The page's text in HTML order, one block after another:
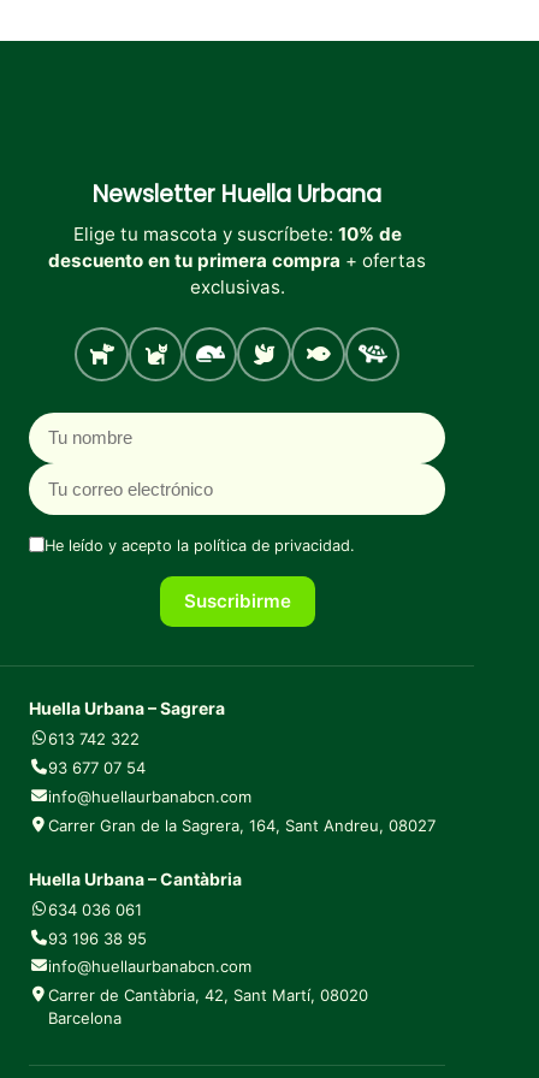
Newsletter Huella Urbana
Elige tu mascota y suscríbete: 10% de
descuento en tu primera compra + ofertas
exclusivas.
Perro Gato Roedores
Aves PecesTortugas
Nombre
Correo electrónico
He leído y acepto la política de privacidad.
Suscribirme
Huella Urbana – Sagrera
613 742 322
93 677 07 54
info@huellaurbanabcn.com
Carrer Gran de la Sagrera, 164, Sant Andreu, 08027
Huella Urbana – Cantàbria
634 036 061
93 196 38 95
info@huellaurbanabcn.com
Carrer de Cantàbria, 42, Sant Martí, 08020
Barcelona